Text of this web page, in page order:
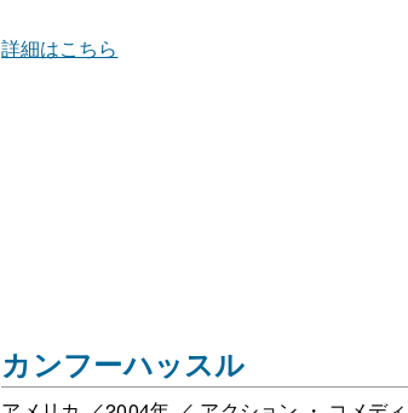
詳細はこちら
カンフーハッスル